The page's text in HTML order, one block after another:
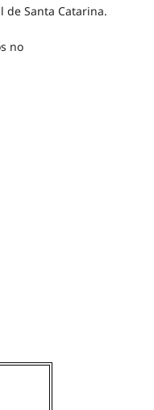
de Santa Catarina.
no